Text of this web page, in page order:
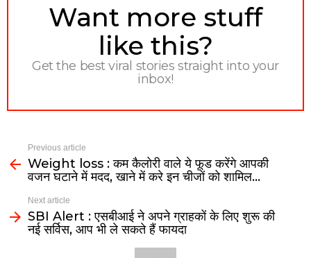
NEWSLETTER
Want more stuff
like this?
Get the best viral stories straight into your
inbox!
Previous article
Weight loss : कम कैलोरी वाले ये फूड करेंगे आपकी
वजन घटाने में मदद, खाने में करे इन चीजों को शामिल…
Next article
SBI Alert : एसबीआई ने अपने ग्राहकों के लिए शुरू की
नई सर्विस, आप भी ले सकते हैं फायदा